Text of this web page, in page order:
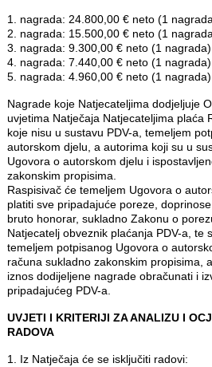
1. nagrada: 24.800,00 € neto (1
2. nagrada: 15.500,00 € neto (1
3. nagrada: 9.300,00 € neto (1 nagrada)
4. nagrada: 7.440,00 € neto (1 nagrada)
5. nagrada: 4.960,00 € neto (1 nagrada)
Nagrade koje Natjecateljima dodjeljuje
uvjetima Natječaja Natjecateljima plaća
koje nisu u sustavu PDV-a, temeljem
autorskom djelu, a autorima koji su u
Ugovora o autorskom djelu i
zakonskim propisima.
Raspisivač će temeljem Ugovora o
platiti sve pripadajuće poreze,
bruto honorar, sukladno Zakonu o
Natjecatelj obveznik plaćanja PDV-a, te
temeljem potpisanog Ugovora o
računa sukladno zakonskim propisima,
iznos dodijeljene nagrade obračunati i
pripadajućeg PDV-a.
UVJETI I KRITERIJI ZA ANALIZU I
RADOVA
1. Iz Natječaja će se isključiti radovi: